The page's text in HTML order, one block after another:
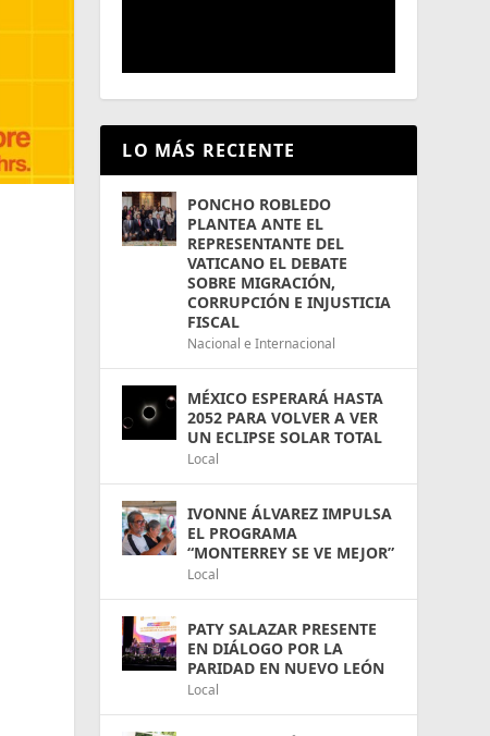
LO MÁS RECIENTE
PONCHO ROBLEDO
PLANTEA ANTE EL
REPRESENTANTE DEL
VATICANO EL DEBATE
SOBRE MIGRACIÓN,
CORRUPCIÓN E INJUSTICIA
FISCAL
Nacional e Internacional
MÉXICO ESPERARÁ HASTA
2052 PARA VOLVER A VER
UN ECLIPSE SOLAR TOTAL
Local
IVONNE ÁLVAREZ IMPULSA
EL PROGRAMA
“MONTERREY SE VE MEJOR”
Local
PATY SALAZAR PRESENTE
EN DIÁLOGO POR LA
PARIDAD EN NUEVO LEÓN
Local